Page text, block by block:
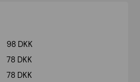
98 DKK
78 DKK
78 DKK